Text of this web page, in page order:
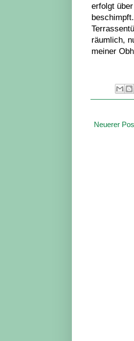
erfolgt
räumlich,
meiner
Neuerer